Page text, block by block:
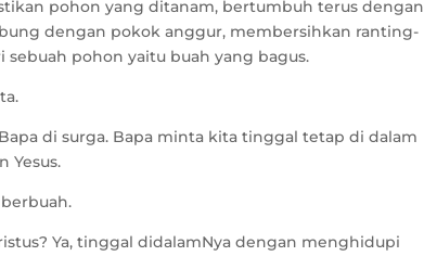
pohon yang ditanam, bertumbuh terus dengan
dengan pokok anggur, membersihkan ranting-
pohon yaitu buah yang bagus.
di surga. Bapa minta kita tinggal tetap di dalam
Yesus.
Ya, tinggal didalamNya dengan menghidupi